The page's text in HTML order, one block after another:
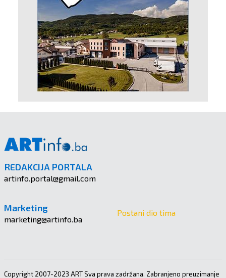
REDAKCIJA PORTALA
artinfo.portal@gmail.com
Marketing
marketing@artinfo.ba
Postani dio tima
Copyright 2007-2023 ART Sva prava zadržana. Zabranjeno preuzimanje